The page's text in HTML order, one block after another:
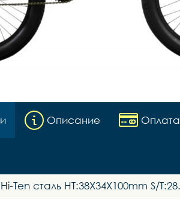
Описание Оплата
сталь HT:38X34X100mm S/